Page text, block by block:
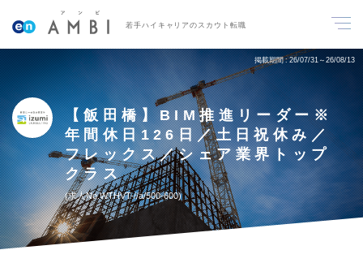
若手ハイキャリアのスカウト転職
掲載期間 26/07/31～26/08/13
【飯田橋】BIM推進リーダー※
年間休日126日／土日祝休み／
フレックス／シェア業界トップ
クラス
求人No.WTHVT-//a/500-600